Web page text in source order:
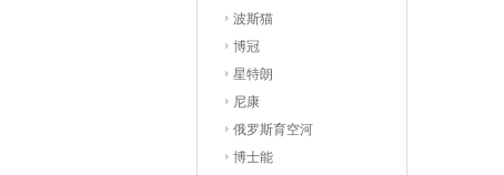
波斯猫
博冠
星特朗
尼康
俄罗斯育空河
博士能